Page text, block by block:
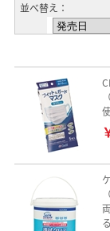
並べ替え：